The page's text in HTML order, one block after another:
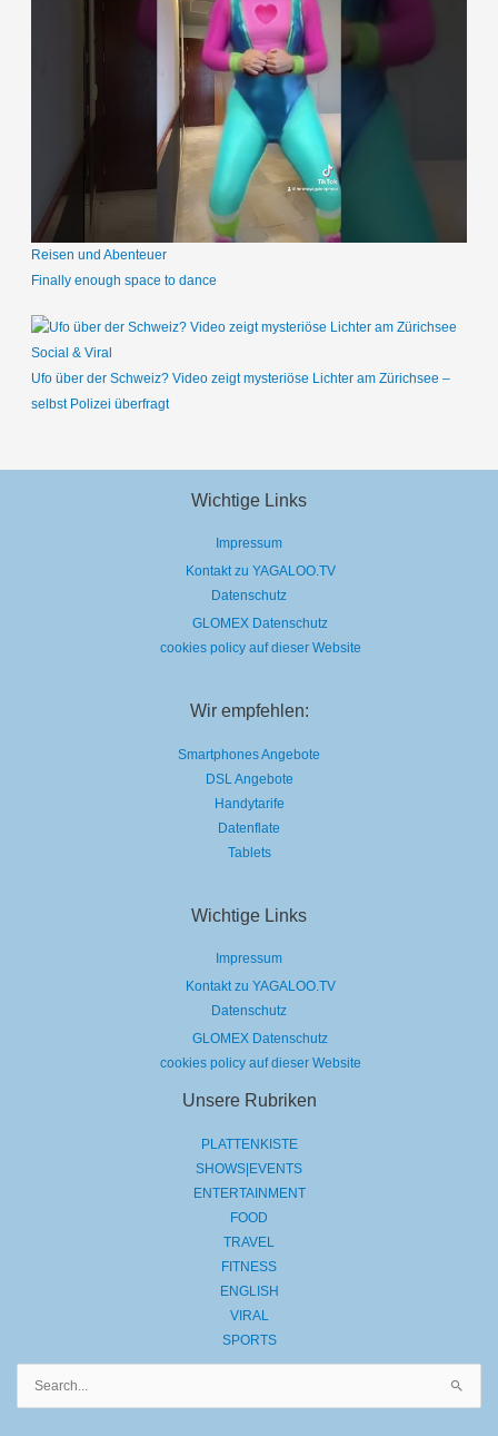
Reisen und Abenteuer
Finally enough space to dance
Social & Viral
Ufo über der Schweiz? Video zeigt mysteriöse Lichter am Zürichsee –
selbst Polizei überfragt
Wichtige Links
Impressum
Kontakt zu YAGALOO.TV
Datenschutz
GLOMEX Datenschutz
cookies policy auf dieser Website
Wir empfehlen:
Smartphones Angebote
DSL Angebote
Handytarife
Datenflate
Tablets
Wichtige Links
Impressum
Kontakt zu YAGALOO.TV
Datenschutz
GLOMEX Datenschutz
cookies policy auf dieser Website
Unsere Rubriken
PLATTENKISTE
SHOWS|EVENTS
ENTERTAINMENT
FOOD
TRAVEL
FITNESS
ENGLISH
VIRAL
SPORTS